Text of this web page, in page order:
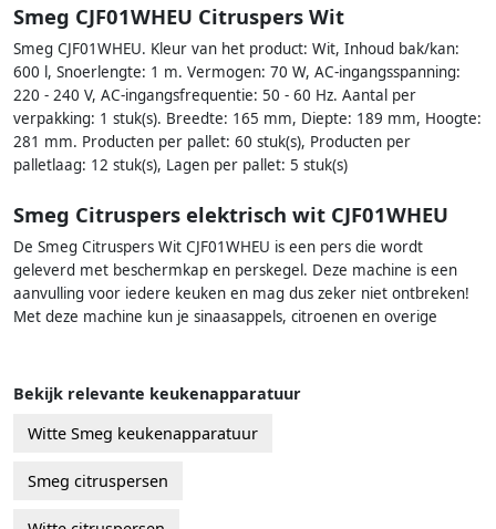
Smeg CJF01WHEU Citruspers Wit
Smeg CJF01WHEU. Kleur van het product: Wit, Inhoud bak/kan:
600 l, Snoerlengte: 1 m. Vermogen: 70 W, AC-ingangsspanning:
220 - 240 V, AC-ingangsfrequentie: 50 - 60 Hz. Aantal per
verpakking: 1 stuk(s). Breedte: 165 mm, Diepte: 189 mm, Hoogte:
281 mm. Producten per pallet: 60 stuk(s), Producten per
palletlaag: 12 stuk(s), Lagen per pallet: 5 stuk(s)
Smeg Citruspers elektrisch wit CJF01WHEU
De Smeg Citruspers Wit CJF01WHEU is een pers die wordt
geleverd met beschermkap en perskegel. Deze machine is een
aanvulling voor iedere keuken en mag dus zeker niet ontbreken!
Met deze machine kun je sinaasappels, citroenen en overige
Bekijk relevante keukenapparatuur
Witte Smeg keukenapparatuur
Smeg citruspersen